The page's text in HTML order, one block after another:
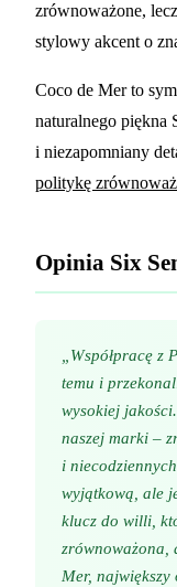
zrównoważone,
stylowy akcent o
Coco de Mer to
naturalnego piękna
i niezapomniany
politykę
Opinia Six
„Współpracę z
temu i
wysokiej
naszej marki –
i
wyjątkową, ale
klucz do willi,
zrównoważona,
Mer, największy